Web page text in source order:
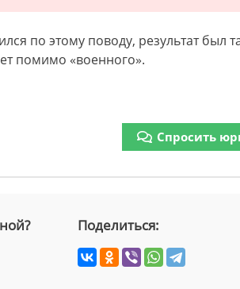
по этому поводу, результат был
помимо «военного».
Спросить
Поделиться: